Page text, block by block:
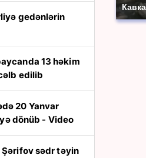
edilib
dönüb - Video